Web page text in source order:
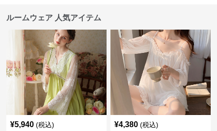
ルームウェア 人気アイテム
¥5,940 (税込) ¥4,380 (税込)